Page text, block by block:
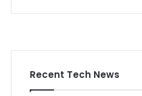
Recent Tech News